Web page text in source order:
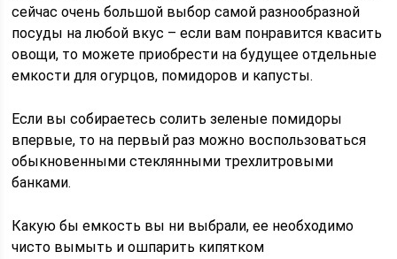
сейчас очень большой выбор самой разнообразной
посуды на любой вкус – если вам понравится квасить
овощи, то можете приобрести на будущее отдельные
емкости для огурцов, помидоров и капусты.
Если вы собираетесь солить зеленые помидоры
впервые, то на первый раз можно воспользоваться
обыкновенными стеклянными трехлитровыми
банками.
Какую бы емкость вы ни выбрали, ее необходимо
чисто вымыть и ошпарить кипятком